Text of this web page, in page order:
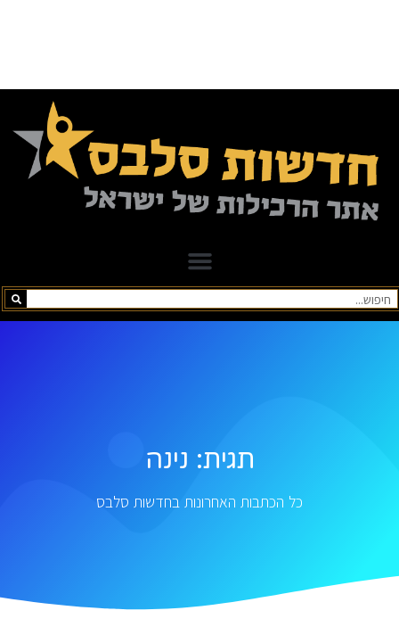
תגית: נינה
כל הכתבות האחרונות בחדשות סלבס